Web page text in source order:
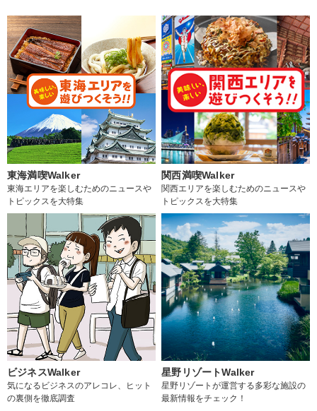
東海満喫Walker
東海エリアを楽しむためのニュースや
トピックスを大特集
関西満喫Walker
関西エリアを楽しむためのニュースや
トピックスを大特集
ビジネスWalker
気になるビジネスのアレコレ、ヒット
の裏側を徹底調査
星野リゾートWalker
星野リゾートが運営する多彩な施設の
最新情報をチェック！